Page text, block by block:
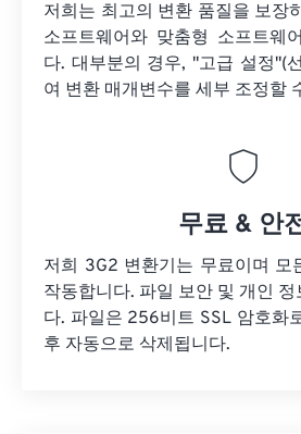
저희는 최고의 변환 품질을 보장
소프트웨어와 맞춤형 소프트웨
다. 대부분의 경우, "고급 설정"(
여 변환 매개변수를 세부 조정할
무료 & 안
저희 3G2 변환기는 무료이며 모
작동합니다. 파일 보안 및 개인 정
다. 파일은 256비트 SSL 암호화
후 자동으로 삭제됩니다.